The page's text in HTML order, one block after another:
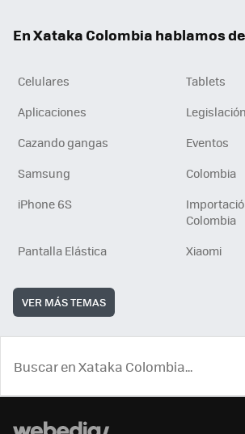
En Xataka Colombia hablamos
Celulares
Tablets
Aplicaciones
Cazando gangas
Eventos
Samsung
Colombia
iPhone 6S
Colombia
Pantalla Elástica
Xiaomi
VER MÁS TEMAS